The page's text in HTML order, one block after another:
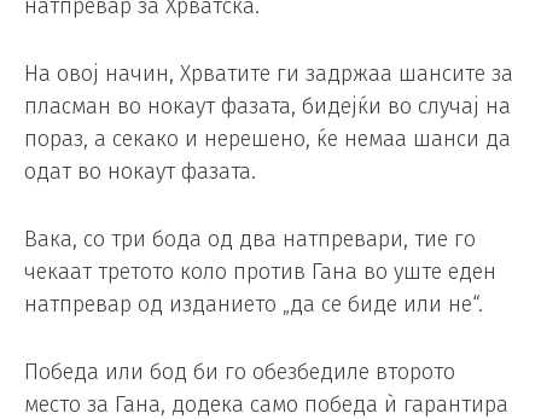
натпревар за Хрватска.
На овој начин, Хрватите ги задржаа шансите за
пласман во нокаут фазата, бидејќи во случај на
пораз, а секако и нерешено, ќе немаа шанси да
одат во нокаут фазата.
Вака, со три бода од два натпревари, тие го
чекаат третото коло против Гана во уште еден
натпревар од изданието „да се биде или не“.
Победа или бод би го обезбедиле второто
место за Гана, додека само победа ѝ гарантира